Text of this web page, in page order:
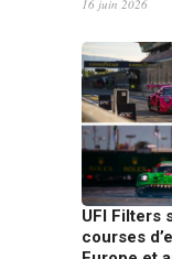
16 juin 2026
UFI Filters
courses